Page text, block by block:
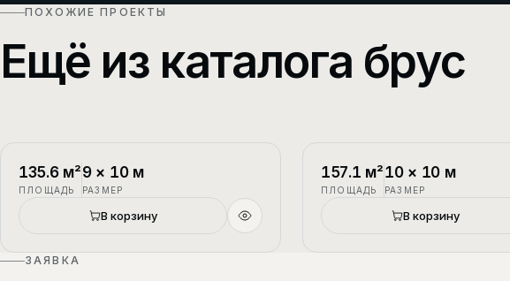
ПОХОЖИЕ ПРОЕКТЫ
Ещё из каталога брус
П-1
135.6м²
ПЛОЩАДЬ
9× 10м
РАЗМЕР
В корзину
П-2
157.1 м²
ПЛОЩАДЬ
10× 10 м
РАЗМЕР
В корзину
ЗАЯВКА